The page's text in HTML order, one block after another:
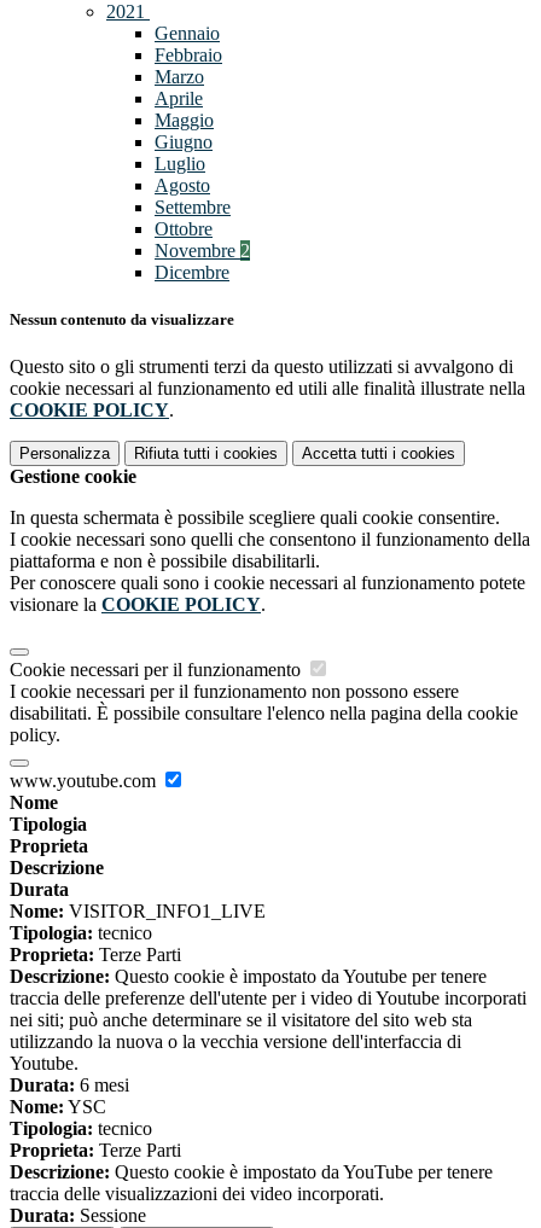
2021
Gennaio
Febbraio
Marzo
Aprile
Maggio
Giugno
Luglio
Agosto
Settembre
Ottobre
Novembre 2
Dicembre
Nessun contenuto da visualizzare
Questo sito o gli strumenti terzi da questo utilizzati si avvalgono di
cookie necessari al funzionamento ed utili alle finalità illustrate nella
COOKIE POLICY.
Personalizza Rifiuta tutti i cookies Accetta tutti i cookies
Gestione cookie
In questa schermata è possibile scegliere quali cookie consentire.
I cookie necessari sono quelli che consentono il funzionamento della
piattaforma e non è possibile disabilitarli.
Per conoscere quali sono i cookie necessari al funzionamento potete
visionare la COOKIE POLICY.
Cookie necessari per il funzionamento
I cookie necessari per il funzionamento non possono essere
disabilitati. È possibile consultare l'elenco nella pagina della cookie
policy.
www.youtube.com
Nome
Tipologia
Proprieta
Descrizione
Durata
Nome: VISITOR_INFO1_LIVE
Tipologia: tecnico
Proprieta: Terze Parti
Descrizione: Questo cookie è impostato da Youtube per tenere
traccia delle preferenze dell'utente per i video di Youtube incorporati
nei siti; può anche determinare se il visitatore del sito web sta
utilizzando la nuova o la vecchia versione dell'interfaccia di
Youtube.
Durata: 6 mesi
Nome: YSC
Tipologia: tecnico
Proprieta: Terze Parti
Descrizione: Questo cookie è impostato da YouTube per tenere
traccia delle visualizzazioni dei video incorporati.
Durata: Sessione